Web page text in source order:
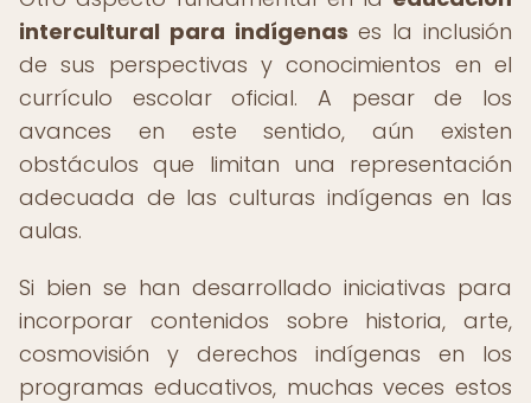
intercultural para indígenas es la inclusión
de sus perspectivas y conocimientos en el
currículo escolar oficial. A pesar de los
avances en este sentido, aún existen
obstáculos que limitan una representación
adecuada de las culturas indígenas en las
aulas.
Si bien se han desarrollado iniciativas para
incorporar contenidos sobre historia, arte,
cosmovisión y derechos indígenas en los
programas educativos, muchas veces estos